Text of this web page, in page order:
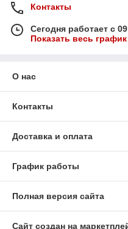
Контакты
Сегодня работает с
Показать весь
О нас
Контакты
Доставка и оплата
График работы
Полная версия сайта
Сайт создан на